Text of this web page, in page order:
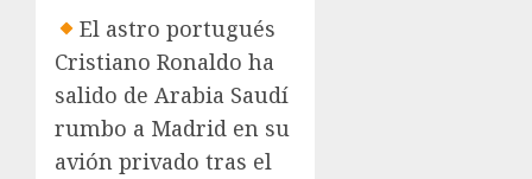
El astro portugués
Cristiano Ronaldo ha
salido de Arabia Saudí
rumbo a Madrid en su
avión privado tras el